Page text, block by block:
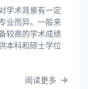
学术背景有一定
业而异。一般来
较高的学术成绩
本科和硕士学位
阅读更多